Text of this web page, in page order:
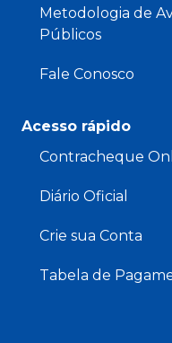
Metodologia de
Públicos
Fale Conosco
Acesso rápido
Contracheque
Diário Oficial
Crie sua Conta
Tabela de